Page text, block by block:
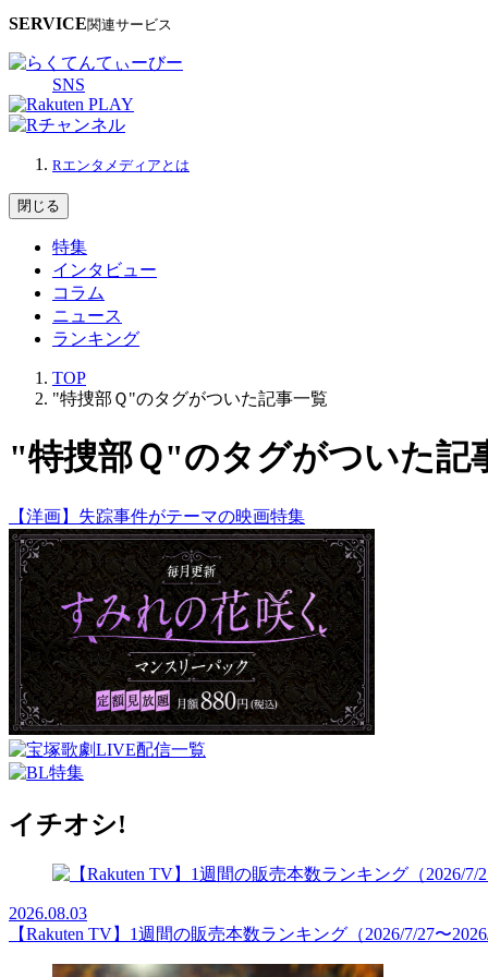
SERVICE関連サービス
SNS
Rエンタメディアとは
閉じる
特集
インタビュー
コラム
ニュース
ランキング
TOP
"特捜部Ｑ"のタグがついた記事一覧
"特捜部Ｑ"のタグがついた記
【洋画】失踪事件がテーマの映画特集
イチオシ!
2026.08.03
【Rakuten TV】1週間の販売本数ランキング（2026/7/27〜